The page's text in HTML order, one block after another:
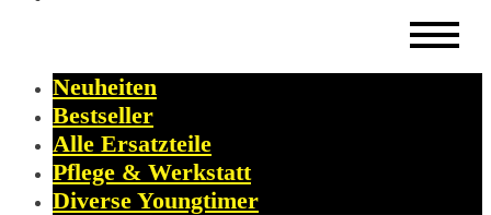
Neuheiten
Bestseller
Alle Ersatzteile
Pflege & Werkstatt
Diverse Youngtimer